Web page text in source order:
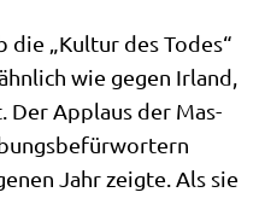
die „Kul­tur des Todes“
wie gegen Irland,
Der Applaus der Mas­
Jahr zeig­te. Als sie